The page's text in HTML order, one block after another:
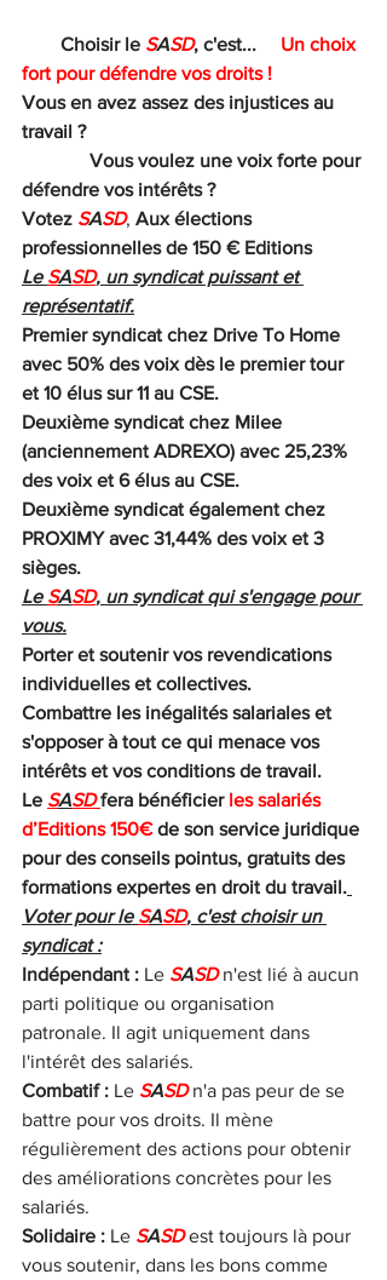
Choisir le SASD, c'est... Un choix
fort pour défendre vos droits !
Vous en avez assez des injustices au
travail ?
Vous voulez une voix forte pour
défendre vos intérêts ?
Votez SASD, Aux élections
professionnelles de 150 € Editions
Le SASD, un syndicat puissant et
représentatif.
Premier syndicat chez Drive To Home
avec 50% des voix dès le premier tour
et 10 élus sur 11 au CSE.
Deuxième syndicat chez Milee
(anciennement ADREXO) avec 25,23%
des voix et 6 élus au CSE.
Deuxième syndicat également chez
PROXIMY avec 31,44% des voix et 3
sièges.
Le SASD, un syndicat qui s'engage pour
vous.
Porter et soutenir vos revendications
individuelles et collectives.
Combattre les inégalités salariales et
s'opposer à tout ce qui menace vos
intérêts et vos conditions de travail.
Le SASD fera bénéficier les salariés
d’Editions 150€ de son service juridique
pour des conseils pointus, gratuits des
formations expertes en droit du travail.
Voter pour le SASD, c'est choisir un
syndicat :
Indépendant : Le SASD n'est lié à aucun
parti politique ou organisation
patronale. Il agit uniquement dans
l'intérêt des salariés.
Combatif : Le SASD n'a pas peur de se
battre pour vos droits. Il mène
régulièrement des actions pour obtenir
des améliorations concrètes pour les
salariés.
Solidaire : Le SASD est toujours là pour
vous soutenir, dans les bons comme